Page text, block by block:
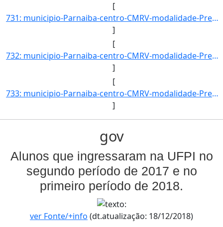
[
731: municipio-Parnaiba-centro-CMRV-modalidade-Presencial-convenio--selecao-SISU_COTA-cota-AA-2-sexo-F-uf]
]
[
732: municipio-Parnaiba-centro-CMRV-modalidade-Presencial-convenio--selecao-SISU_COTA-cota-AA-2-sexo-M-uf]
]
[
733: municipio-Parnaiba-centro-CMRV-modalidade-Presencial-convenio--selecao-SISU_COTA-cota-AA-3-sexo-F-uf]
]
gov
Alunos que ingressaram na UFPI no
segundo período de 2017 e no
primeiro período de 2018.
ver Fonte/+info (dt.atualização: 18/12/2018)